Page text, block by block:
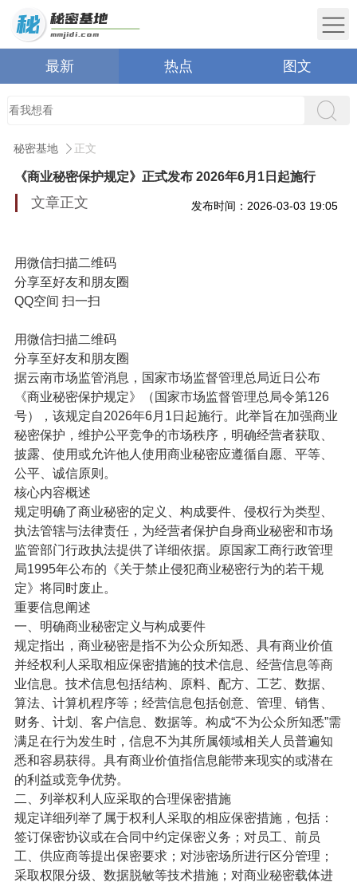
最新 热点 图文
秘密基地 正文
《商业秘密保护规定》正式发布 2026年6月1日起施行
文章正文 发布时间：2026-03-03 19:05
用微信扫描二维码
分享至好友和朋友圈
QQ空间 扫一扫
用微信扫描二维码
分享至好友和朋友圈
据云南市场监管消息，国家市场监督管理总局近日公布
《商业秘密保护规定》（国家市场监督管理总局令第126
号），该规定自2026年6月1日起施行。此举旨在加强商业
秘密保护，维护公平竞争的市场秩序，明确经营者获取、
披露、使用或允许他人使用商业秘密应遵循自愿、平等、
公平、诚信原则。
核心内容概述
规定明确了商业秘密的定义、构成要件、侵权行为类型、
执法管辖与法律责任，为经营者保护自身商业秘密和市场
监管部门行政执法提供了详细依据。原国家工商行政管理
局1995年公布的《关于禁止侵犯商业秘密行为的若干规
定》将同时废止。
重要信息阐述
一、明确商业秘密定义与构成要件
规定指出，商业秘密是指不为公众所知悉、具有商业价值
并经权利人采取相应保密措施的技术信息、经营信息等商
业信息。技术信息包括结构、原料、配方、工艺、数据、
算法、计算机程序等；经营信息包括创意、管理、销售、
财务、计划、客户信息、数据等。构成“不为公众所知悉”需
满足在行为发生时，信息不为其所属领域相关人员普遍知
悉和容易获得。具有商业价值指信息能带来现实的或潜在
的利益或竞争优势。
二、列举权利人应采取的合理保密措施
规定详细列举了属于权利人采取的相应保密措施，包括：
签订保密协议或在合同中约定保密义务；对员工、前员
工、供应商等提出保密要求；对涉密场所进行区分管理；
采取权限分级、数据脱敏等技术措施；对商业秘密载体进